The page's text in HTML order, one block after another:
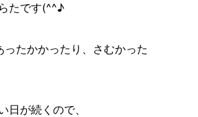
たです(^^♪
ったかかったり、さむかった
日が続くので、